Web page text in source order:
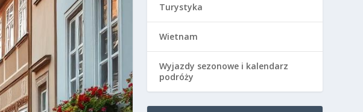
Turystyka
Wietnam
Wyjazdy sezonowe i kalendarz
podróży